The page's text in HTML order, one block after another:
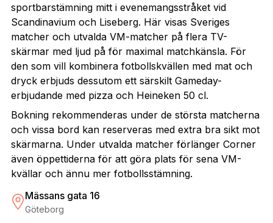
sportbarstämning mitt i evenemangsstråket vid
Scandinavium och Liseberg. Här visas Sveriges
matcher och utvalda VM-matcher på flera TV-
skärmar med ljud på för maximal matchkänsla. För
den som vill kombinera fotbollskvällen med mat och
dryck erbjuds dessutom ett särskilt Gameday-
erbjudande med pizza och Heineken 50 cl.
Bokning rekommenderas under de största matcherna
och vissa bord kan reserveras med extra bra sikt mot
skärmarna. Under utvalda matcher förlänger Corner
även öppettiderna för att göra plats för sena VM-
kvällar och ännu mer fotbollsstämning.
Mässans gata 16
Göteborg